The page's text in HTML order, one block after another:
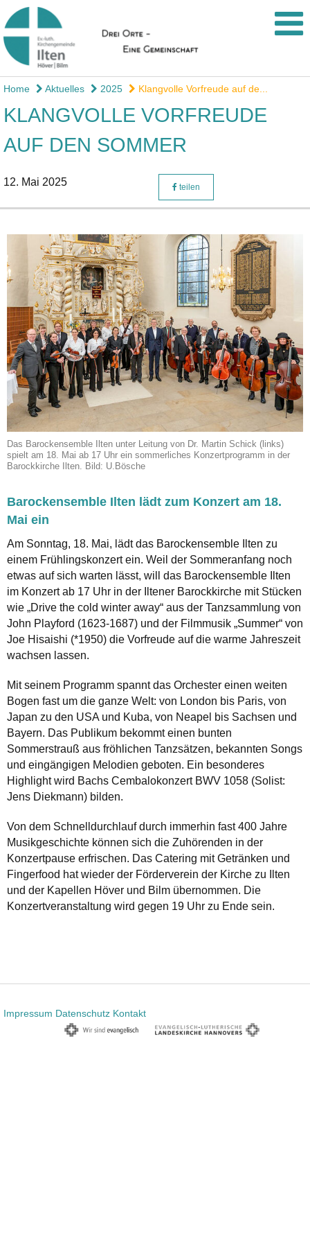
Home Aktuelles 2025 Klangvolle Vorfreude auf de...
KLANGVOLLE VORFREUDE
AUF DEN SOMMER
12. Mai 2025 teilen
Das Barockensemble Ilten unter Leitung von Dr. Martin Schick (links)
spielt am 18. Mai ab 17 Uhr ein sommerliches Konzertprogramm in der
Barockkirche Ilten. Bild: U.Bösche
Barockensemble Ilten lädt zum Konzert am 18.
Mai ein
Am Sonntag, 18. Mai, lädt das Barockensemble Ilten zu
einem Frühlingskonzert ein. Weil der Sommeranfang noch
etwas auf sich warten lässt, will das Barockensemble Ilten
im Konzert ab 17 Uhr in der Iltener Barockkirche mit Stücken
wie „Drive the cold winter away“ aus der Tanzsammlung von
John Playford (1623-1687) und der Filmmusik „Summer“ von
Joe Hisaishi (*1950) die Vorfreude auf die warme Jahreszeit
wachsen lassen.
Mit seinem Programm spannt das Orchester einen weiten
Bogen fast um die ganze Welt: von London bis Paris, von
Japan zu den USA und Kuba, von Neapel bis Sachsen und
Bayern. Das Publikum bekommt einen bunten
Sommerstrauß aus fröhlichen Tanzsätzen, bekannten Songs
und eingängigen Melodien geboten. Ein besonderes
Highlight wird Bachs Cembalokonzert BWV 1058 (Solist:
Jens Diekmann) bilden.
Von dem Schnelldurchlauf durch immerhin fast 400 Jahre
Musikgeschichte können sich die Zuhörenden in der
Konzertpause erfrischen. Das Catering mit Getränken und
Fingerfood hat wieder der Förderverein der Kirche zu Ilten
und der Kapellen Höver und Bilm übernommen. Die
Konzertveranstaltung wird gegen 19 Uhr zu Ende sein.
Impressum Datenschutz Kontakt